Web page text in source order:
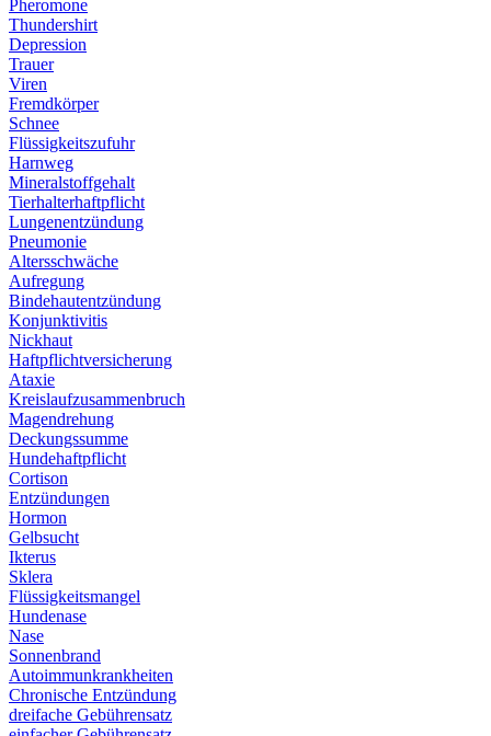
Pheromone
Thundershirt
Depression
Trauer
Viren
Fremdkörper
Schnee
Flüssigkeitszufuhr
Harnweg
Mineralstoffgehalt
Tierhalterhaftpflicht
Lungenentzündung
Pneumonie
Altersschwäche
Aufregung
Bindehautentzündung
Konjunktivitis
Nickhaut
Haftpflichtversicherung
Ataxie
Kreislaufzusammenbruch
Magendrehung
Deckungssumme
Hundehaftpflicht
Cortison
Entzündungen
Hormon
Gelbsucht
Ikterus
Sklera
Flüssigkeitsmangel
Hundenase
Nase
Sonnenbrand
Autoimmunkrankheiten
Chronische Entzündung
dreifache Gebührensatz